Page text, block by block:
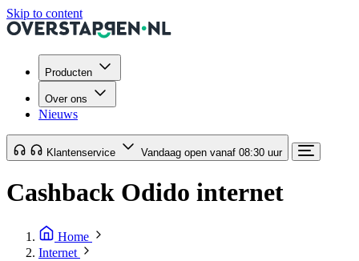
Skip to content
Producten
Over ons
Nieuws
Klantenservice Vandaag open vanaf 08:30 uur
Cashback Odido internet
Home
Internet